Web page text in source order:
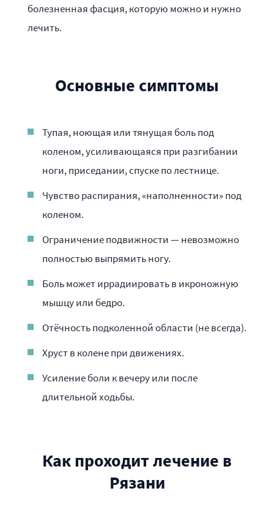
болезненная фасция, которую можно и нужно
лечить.
Основные симптомы
Тупая, ноющая или тянущая боль под
коленом, усиливающаяся при разгибании
ноги, приседании, спуске по лестнице.
Чувство распирания, «наполненности» под
коленом.
Ограничение подвижности — невозможно
полностью выпрямить ногу.
Боль может иррадиировать в икроножную
мышцу или бедро.
Отёчность подколенной области (не всегда).
Хруст в колене при движениях.
Усиление боли к вечеру или после
длительной ходьбы.
Как проходит лечение в
Рязани